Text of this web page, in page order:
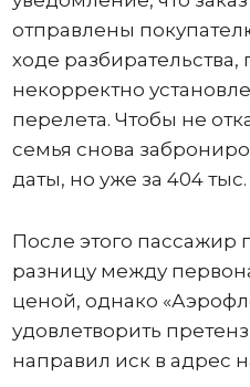
отправлены
ходе разбирательства,
некорректно
перелета. Чтобы не
семья снова
даты, но уже за 404 тыс.
После этого пассажир
разницу между
ценой, однако
удовлетворить
направил иск в адрес